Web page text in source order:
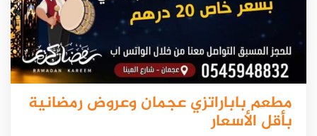
مطعم باباراتزي عجمان وعروض رمضانية
بأقل الأسعار